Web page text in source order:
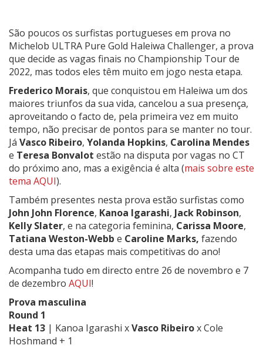
São poucos os surfistas portugueses em prova no
Michelob ULTRA Pure Gold Haleiwa Challenger, a prova
que decide as vagas finais no Championship Tour de
2022, mas todos eles têm muito em jogo nesta etapa.
Frederico Morais, que conquistou em Haleiwa um dos
maiores triunfos da sua vida, cancelou a sua presença,
aproveitando o facto de, pela primeira vez em muito
tempo, não precisar de pontos para se manter no tour.
Já Vasco Ribeiro, Yolanda Hopkins, Carolina Mendes
e Teresa Bonvalot estão na disputa por vagas no CT
do próximo ano, mas a exigência é alta (mais sobre este
tema AQUI).
Também presentes nesta prova estão surfistas como
John John Florence, Kanoa Igarashi, Jack Robinson,
Kelly Slater, e na categoria feminina, Carissa Moore,
Tatiana Weston-Webb e Caroline Marks, fazendo
desta uma das etapas mais competitivas do ano!
Acompanha tudo em directo entre 26 de novembro e 7
de dezembro AQUI!
Prova masculina
Round 1
Heat 13 | Kanoa Igarashi xVasco Ribeirox Cole
Hoshmand + 1